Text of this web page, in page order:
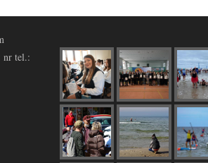
nr tel.: